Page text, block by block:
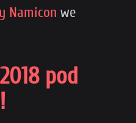
Namicon we
pod